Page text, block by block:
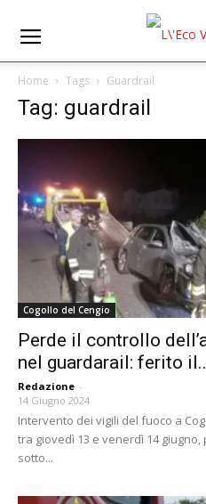
Home Tags Guardrail
Tag: guardrail
Cogollo del Cengio
Perde il controllo
nel guardarail: ferito
Redazione -
14 Giugno 2024
Intervento dei vigili del fuoco a
tra giovedì 13 e venerdì 14
sotto...